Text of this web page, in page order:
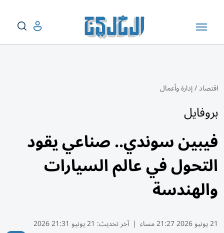
اقتصاد/إدارة وأعمال
بروفايل
فيبين سوندي.. صناعي يقود
التحول في عالم السيارات
والهندسة
21 يونيو 2026 21:27 مساء | آخر تحديث: 21 يونيو 21:31 2026